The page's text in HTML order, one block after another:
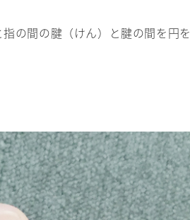
の間の腱（けん）と腱の間を円を